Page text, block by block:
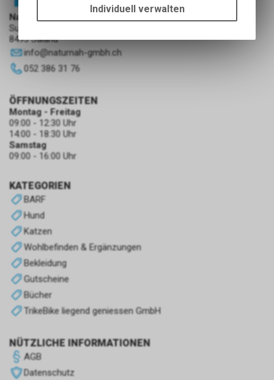
NaturNah GmbH
Sunnehofstrasse 7
8493 Saland
info@naturnah-gmbh.ch
052 386 31 76
KATEGORIEN
BARF
Hund
Katzen
Wohlbefinden & Ergänzungen
Bekleidung
Gutscheine
Bücher
TrikeBike liegend geniessen GmbH
NÜTZLICHE INFORMATIONEN
AGB
Datenschutz
ÖFFNUNGSZEITEN
Montag - Freitag
09:00 - 12:30 Uhr
14:00 - 18:30 Uhr
Samstag
09:00 - 16:00 Uhr
um die grundlegenden
Funktionen unseres Online-
ermöglichen. Bitte beachten Sie,
Individuell verwalten